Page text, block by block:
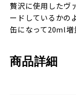
贅沢に使用したヴ
ードしているかの
缶になって20ml増
商品詳細